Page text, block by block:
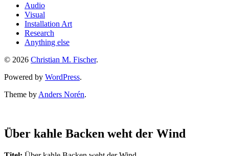
Audio
Visual
Installation Art
Research
Anything else
© 2026 Christian M. Fischer.
Powered by WordPress.
Theme by Anders Norén.
Über kahle Backen weht der Wind